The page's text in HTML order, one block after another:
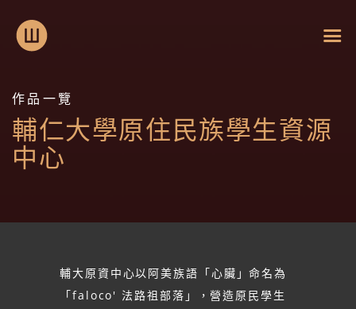
作品一覽
輔仁大學原住民族學生資源
中心
輔大原資中心以阿美族語「心臟」命名為
「faloco' 法路祖部落」，營造原民學生